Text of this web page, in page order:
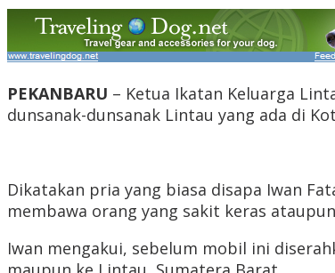
PEKANBARU – Ketua Ikatan Keluarga
dunsanak-dunsanak Lintau yang ada di
Dikatakan pria yang biasa disapa Iwan
membawa orang yang sakit keras
Iwan mengakui, sebelum mobil ini